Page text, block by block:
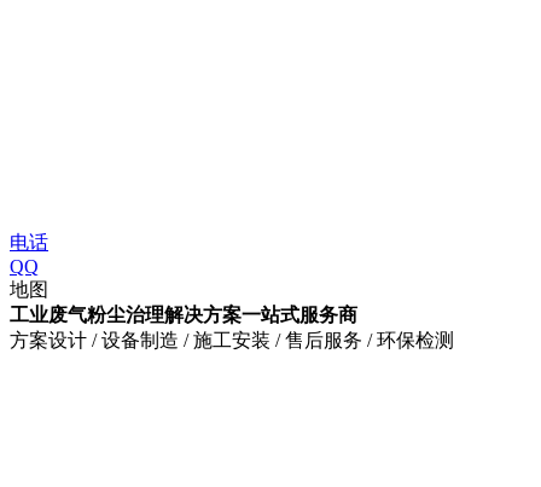
电话
QQ
地图
工业废气粉尘治理解决方案一站式服务商
方案设计 / 设备制造 / 施工安装 / 售后服务 / 环保检测